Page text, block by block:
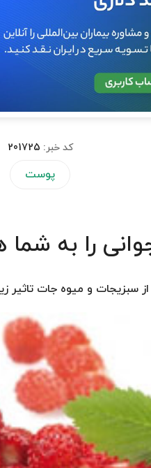
کد خبر: 201725
پوست
را به
و میوه جات تاثیر